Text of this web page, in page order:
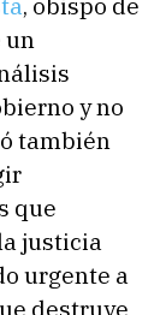
, obispo de
un
y no
también
que
justicia
urgente a
destruye